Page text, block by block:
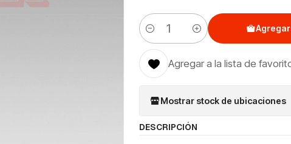
Cantidad
Agregar a la lista de
Mostrar stock de ubicaciones
DESCRIPCIÓN